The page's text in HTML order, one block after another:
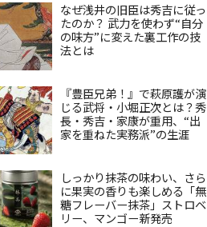
なぜ浅井の旧臣は秀吉に従っ
たのか？ 武力を使わず“自分
の味方”に変えた裏工作の技
法とは
『豊臣兄弟！』で萩原護が演
じる武将・小堀正次とは？秀
長・秀吉・家康が重用、“出
家を重ねた実務派”の生涯
しっかり抹茶の味わい、さら
に果実の香りも楽しめる「無
糖フレーバー抹茶」ストロベ
リー、マンゴー新発売